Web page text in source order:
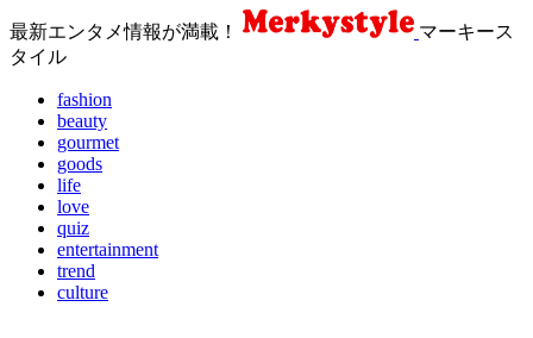
最新エンタメ情報が満載！
マーキース
タイル
fashion
beauty
gourmet
goods
life
love
quiz
entertainment
trend
culture